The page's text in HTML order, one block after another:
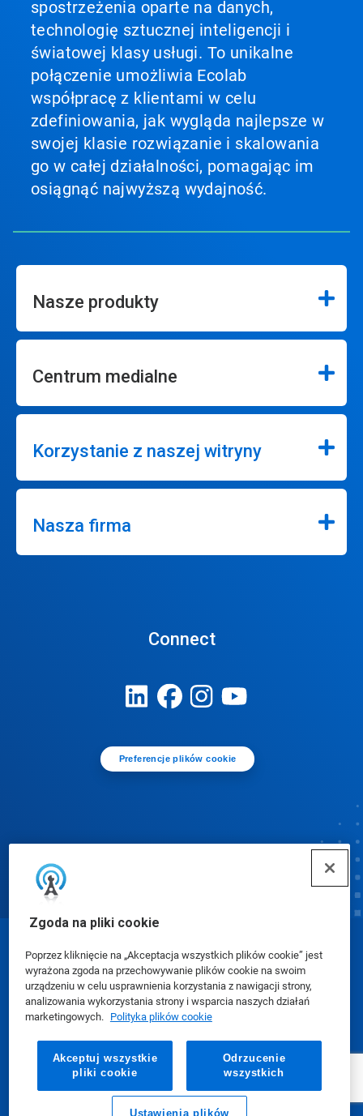
Zgoda na pliki cookie
Poprzez kliknięcie na „Akceptacja wszystkich plików cookie” jest
wyrażona zgoda na przechowywanie plików cookie na swoim
urządzeniu w celu usprawnienia korzystania z nawigacji strony,
analizowania wykorzystania strony i wsparcia naszych działań
marketingowych. Polityka plików cookie
Akceptuj wszystkie
pliki cookie
Odrzucenie
wszystkich
Ustawienia plików
spostrzeżenia oparte na danych,
technologię sztucznej inteligencji i
światowej klasy usługi. To unikalne
połączenie umożliwia Ecolab
współpracę z klientami w celu
zdefiniowania, jak wygląda najlepsze w
swojej klasie rozwiązanie i skalowania
go w całej działalności, pomagając im
osiągnąć najwyższą wydajność.
Nasze produkty
Centrum medialne
Korzystanie z naszej witryny
Nasza firma
Connect
Preferencje plików cookie
© Ecolab Inc. 2025
Karty charakterystyki (SDS)|Polityka prywatności
Warunki użytkowania